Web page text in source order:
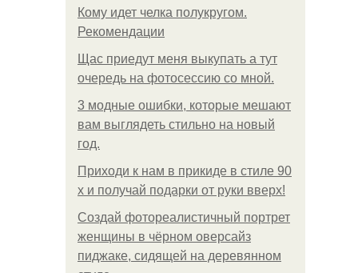
Кому идет челка полукругом.
Рекомендации
Щас приедут меня выкупать а тут
очередь на фотосессию со мной.
3 модные ошибки, которые мешают
вам выглядеть стильно на новый
год.
Приходи к нам в прикиде в стиле 90
х и получай подарки от руки вверх!
Создай фотореалистичный портрет
женщины в чёрном оверсайз
пиджаке, сидящей на деревянном